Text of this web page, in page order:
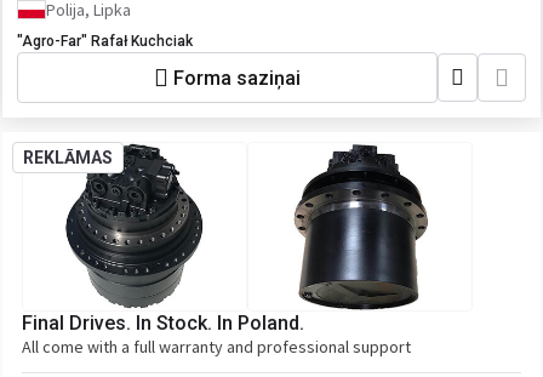
Polija, Lipka
"Agro-Far" Rafał Kuchciak
Forma saziņai
REKLĀMAS
Final Drives. In Stock. In Poland.
All come with a full warranty and professional support